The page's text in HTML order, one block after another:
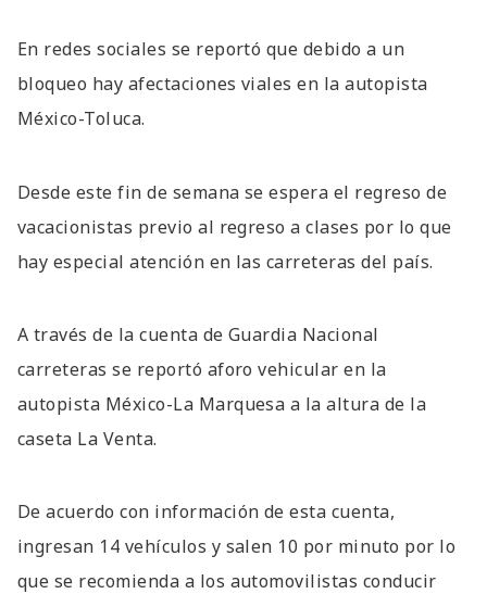
En redes sociales se reportó que debido a un
bloqueo hay afectaciones viales en la autopista
México-Toluca.
Desde este fin de semana se espera el regreso de
vacacionistas previo al regreso a clases por lo que
hay especial atención en las carreteras del país.
A través de la cuenta de Guardia Nacional
carreteras se reportó aforo vehicular en la
autopista México-La Marquesa a la altura de la
caseta La Venta.
De acuerdo con información de esta cuenta,
ingresan 14 vehículos y salen 10 por minuto por lo
que se recomienda a los automovilistas conducir